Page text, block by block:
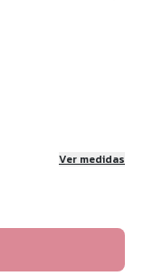
Ver medidas